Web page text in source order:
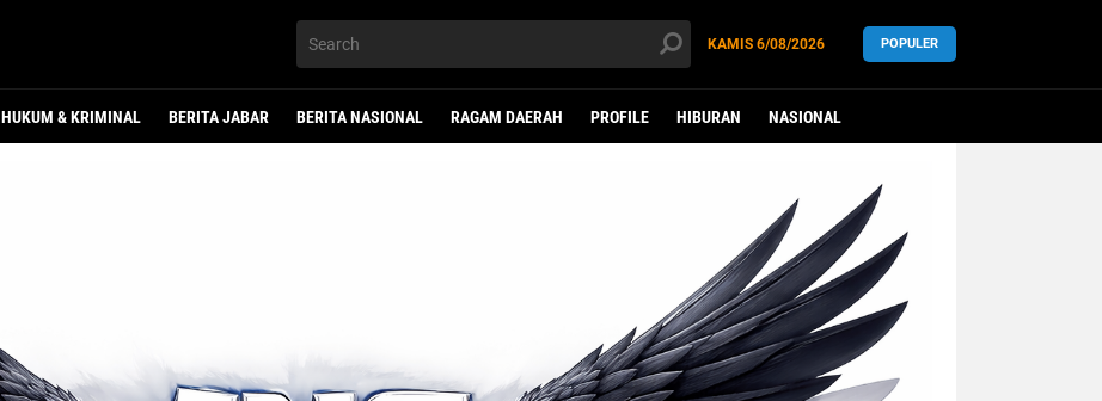
KAMIS 6/08/2026 POPULER
HUKUM & KRIMINAL BERITA JABAR BERITA NASIONAL RAGAM DAERAH PROFILE HIBURAN NASIONAL